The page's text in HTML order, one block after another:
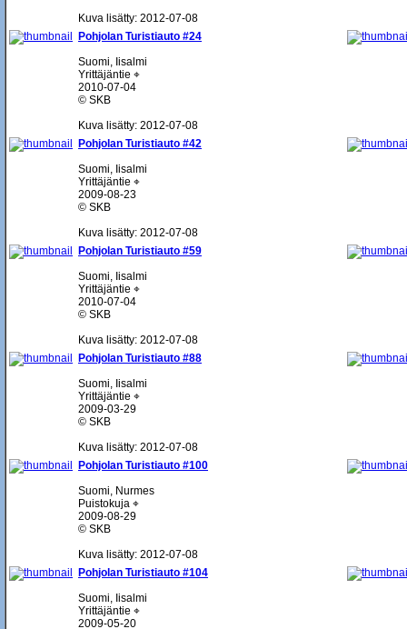
Kuva lisätty: 2012-07-08
Pohjolan Turistiauto #24
Suomi, Iisalmi
Yrittäjäntie ⌖
2010-07-04
© SKB
Kuva lisätty: 2012-07-08
Pohjolan Turistiauto #42
Suomi, Iisalmi
Yrittäjäntie ⌖
2009-08-23
© SKB
Kuva lisätty: 2012-07-08
Pohjolan Turistiauto #59
Suomi, Iisalmi
Yrittäjäntie ⌖
2010-07-04
© SKB
Kuva lisätty: 2012-07-08
Pohjolan Turistiauto #88
Suomi, Iisalmi
Yrittäjäntie ⌖
2009-03-29
© SKB
Kuva lisätty: 2012-07-08
Pohjolan Turistiauto #100
Suomi, Nurmes
Puistokuja ⌖
2009-08-29
© SKB
Kuva lisätty: 2012-07-08
Pohjolan Turistiauto #104
Suomi, Iisalmi
Yrittäjäntie ⌖
2009-05-20